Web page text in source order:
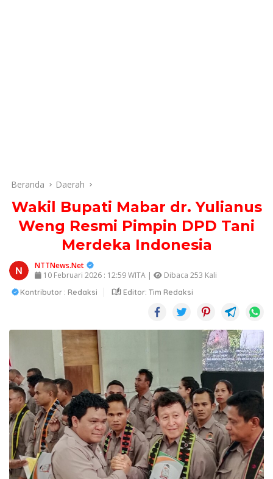
Beranda Daerah
Wakil Bupati Mabar dr. Yulianus
Weng Resmi Pimpin DPD Tani
Merdeka Indonesia
NTTNews.Net
10 Februari 2026 : 12:59 WITA |
Dibaca 253 Kali
Kontributor : Redaksi Editor: Tim Redaksi